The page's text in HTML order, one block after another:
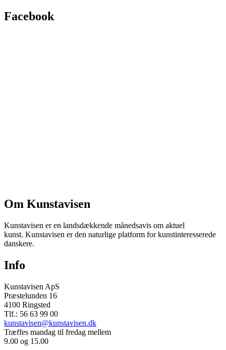
Facebook
Om Kunstavisen
Kunstavisen er en landsdækkende månedsavis om aktuel
kunst. Kunstavisen er den naturlige platform for kunstinteresserede
danskere.
Info
Kunstavisen ApS
Præstelunden 16
4100 Ringsted
Tlf.: 56 63 99 00
kunstavisen@kunstavisen.dk
Træffes mandag til fredag mellem
9.00 og 15.00